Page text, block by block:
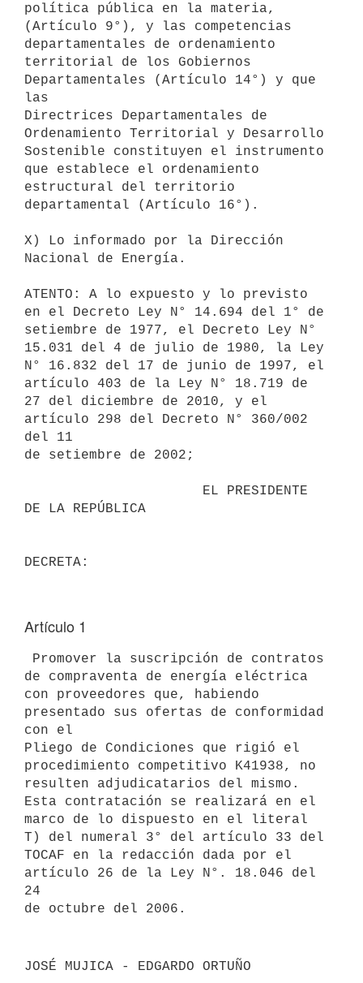
política pública en la materia,
(Artículo 9°), y las competencias
departamentales de ordenamiento
territorial de los Gobiernos
Departamentales (Artículo 14°) y que
las
Directrices Departamentales de
Ordenamiento Territorial y Desarrollo
Sostenible constituyen el instrumento
que establece el ordenamiento
estructural del territorio
departamental (Artículo 16°).
X) Lo informado por la Dirección
Nacional de Energía.
ATENTO: A lo expuesto y lo previsto
en el Decreto Ley N° 14.694 del 1° de
setiembre de 1977, el Decreto Ley N°
15.031 del 4 de julio de 1980, la Ley
N° 16.832 del 17 de junio de 1997, el
artículo 403 de la Ley N° 18.719 de
27 del diciembre de 2010, y el
artículo 298 del Decreto N° 360/002
del 11
de setiembre de 2002;
DE LA REPÚBLICA
Artículo 1
de compraventa de energía eléctrica
con proveedores que, habiendo
presentado sus ofertas de conformidad
con el
Pliego de Condiciones que rigió el
procedimiento competitivo K41938, no
resulten adjudicatarios del mismo.
Esta contratación se realizará en el
marco de lo dispuesto en el literal
T) del numeral 3° del artículo 33 del
TOCAF en la redacción dada por el
artículo 26 de la Ley N°. 18.046 del
24